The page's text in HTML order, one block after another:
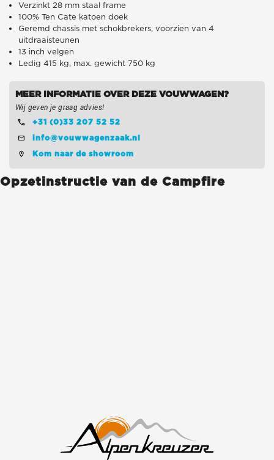
Verzinkt 28 mm staal frame
100% Ten Cate katoen doek
Geremd chassis met schokbrekers, voorzien van 4
uitdraaisteunen
13 inch velgen
Ledig 415 kg, max. gewicht 750 kg
MEER INFORMATIE OVER DEZE VOUWWAGEN?
Wij geven je graag advies!
+31 (0)33 207 52 52
info@vouwwagenzaak.nl
Kom naar de showroom
Opzetinstructie van de Campfire